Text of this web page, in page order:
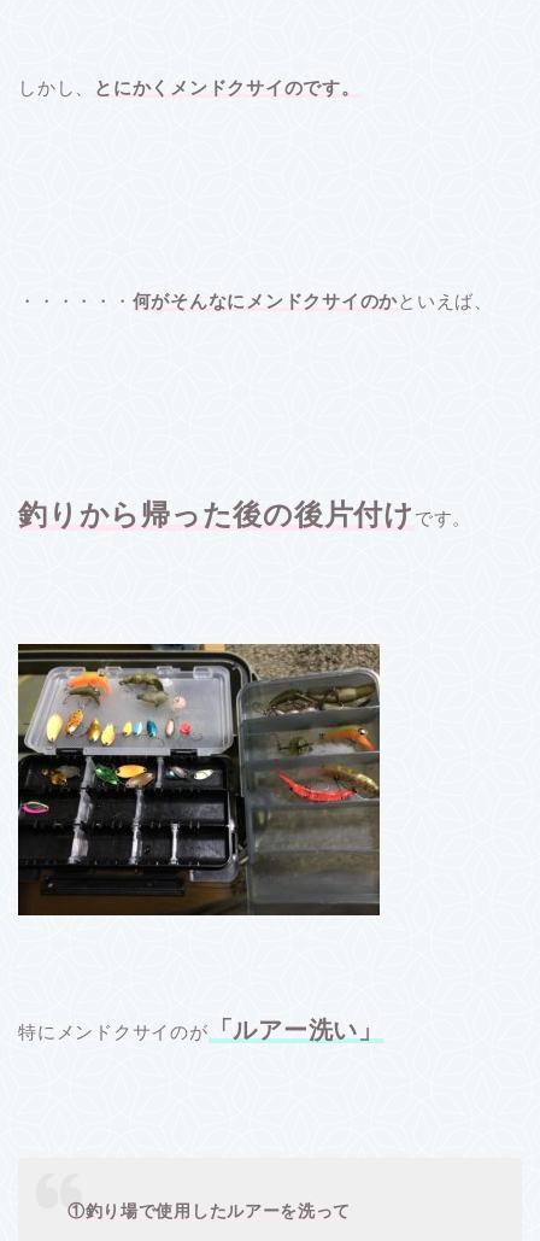
しかし、 とにかくメンドクサイのです。
・・・・・・ 何がそんなにメンドクサイのかといえば、
釣りから帰った後の後片付け です。
特にメンドクサイのが 「ルアー洗い」
①釣り場で使用したルアーを洗って